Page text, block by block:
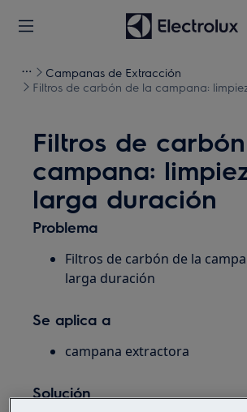
Campanas de Extracción
Filtros de carbón de la campana:
Filtros de
campana:
larga duración
Problema
Filtros de carbón de la
larga duración
Se aplica a
campana extractora
Solución